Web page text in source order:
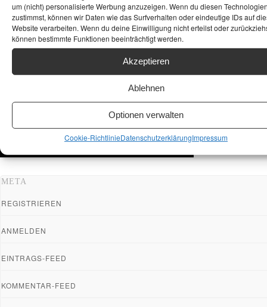
um (nicht) personalisierte Werbung anzuzeigen. Wenn du diesen
zustimmst, können wir Daten wie das Surfverhalten oder eindeutige IDs auf
Website verarbeiten. Wenn du deine Einwilligung nicht erteilst oder
können bestimmte Funktionen beeinträchtigt werden.
Akzeptieren
Ablehnen
Optionen verwalten
Cookie-RichtlinieDatenschutzerklärungImpressum
META
REGISTRIEREN
ANMELDEN
EINTRAGS-FEED
KOMMENTAR-FEED